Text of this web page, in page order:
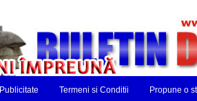
Publicitate Termeni si Conditii Propune o